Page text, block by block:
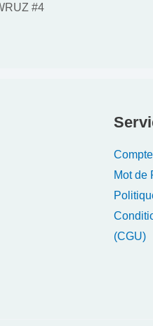
#4
Mot de
(CGU)